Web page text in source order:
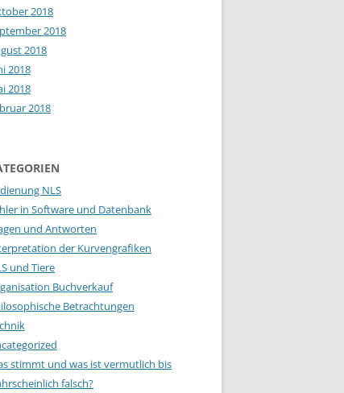
2018
2018
2018
2018
2018
2018
NLS
in Software und Datenbank
und Antworten
der Kurvengrafiken
und Tiere
Buchverkauf
Betrachtungen
stimmt und was ist vermutlich bis
falsch?